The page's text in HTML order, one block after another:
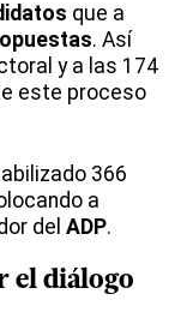
que a
. Así
y a las 174
este proceso
366
a
del ADP.
el diálogo